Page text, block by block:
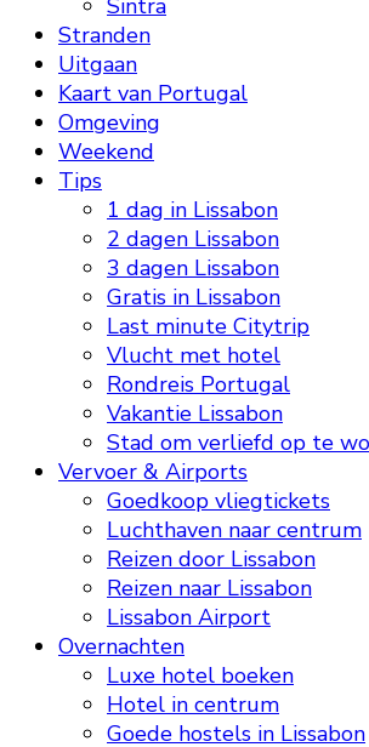
Sintra
Stranden
Uitgaan
Kaart van Portugal
Omgeving
Weekend
Tips
1 dag in Lissabon
2 dagen Lissabon
3 dagen Lissabon
Gratis in Lissabon
Last minute Citytrip
Vlucht met hotel
Rondreis Portugal
Vakantie Lissabon
Stad om verliefd op te
Vervoer & Airports
Goedkoop vliegtickets
Luchthaven naar centrum
Reizen door Lissabon
Reizen naar Lissabon
Lissabon Airport
Overnachten
Luxe hotel boeken
Hotel in centrum
Goede hostels in Lissabon